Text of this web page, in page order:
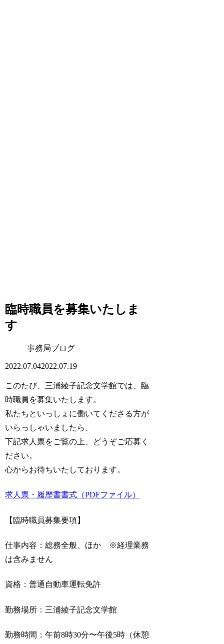
臨時職員を募集いたしま
す
事務局ブログ
2022.07.042022.07.19
このたび、三浦綾子記念文学館では、臨
時職員を募集いたします。
私たちといっしょに働いてくださる方が
いらっしゃいましたら、
下記求人票をご覧の上、どうぞご応募く
ださい。
心からお待ちいたしております。
求人票・履歴書書式（PDFファイル）
【臨時職員募集要項】
仕事内容：総務全般、ほか ※経理業務
は含みません
資格：普通自動車運転免許
勤務場所：三浦綾子記念文学館
勤務時間：午前8時30分〜午後5時（休憩